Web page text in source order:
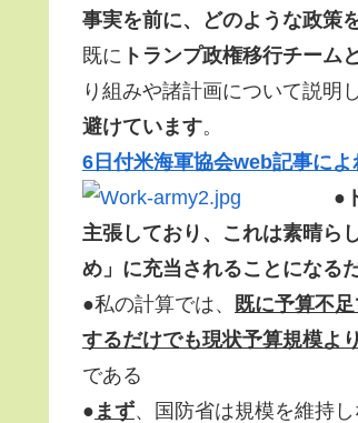
事実を前に、どのような政策
既に トランプ政権移行チーム
り組みや諸計画について説明
避けています。
6日付米海軍協会web記事によ
●
主張しており、これは素晴ら
め」に充当されることになる
●私の計算では、
既に予算不
するだけでも現状予算規模よ
である
● まず、国防省は規模を維持し